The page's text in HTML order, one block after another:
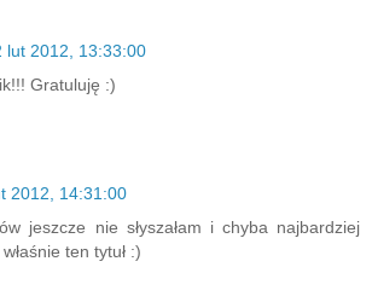
lut 2012, 13:33:00
Gratuluję :)
2012, 14:31:00
jeszcze nie słyszałam i chyba najbardziej
ten tytuł :)